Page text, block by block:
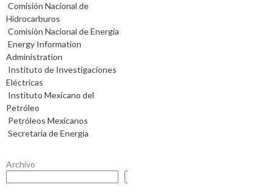
Comisión Nacional de
Hidrocarburos
Comisión Nacional de Energía
Energy Information
Administration
Instituto de Investigaciones
Eléctricas
Instituto Mexicano del
Petróleo
Petróleos Mexicanos
Secretaría de Energía
Archivo